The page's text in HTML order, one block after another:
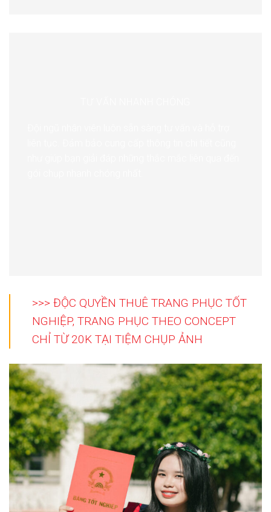
>>> ĐỘC QUYỀN THUÊ TRANG PHỤC TỐT
NGHIỆP, TRANG PHỤC THEO CONCEPT
CHỈ TỪ 20K TẠI TIỆM CHỤP ẢNH